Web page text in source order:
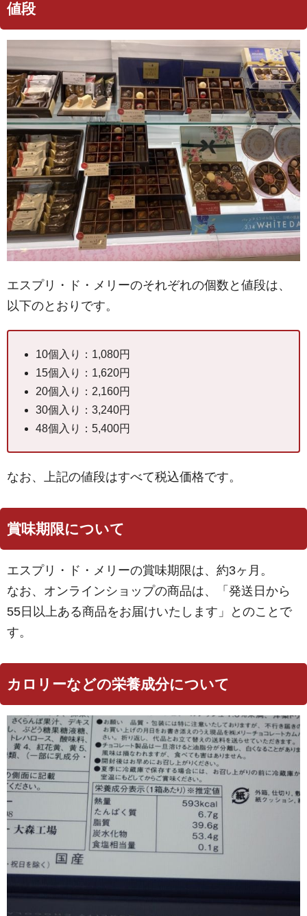
値段
エスプリ・ド・メリーのそれぞれの個数と値段は、
以下のとおりです。
10個入り：1,080円
15個入り：1,620円
20個入り：2,160円
30個入り：3,240円
48個入り：5,400円
なお、上記の値段はすべて税込価格です。
賞味期限について
エスプリ・ド・メリーの賞味期限は、約3ヶ月。
なお、オンラインショップの商品は、「発送日から
55日以上ある商品をお届けいたします」とのことで
す。
カロリーなどの栄養成分について